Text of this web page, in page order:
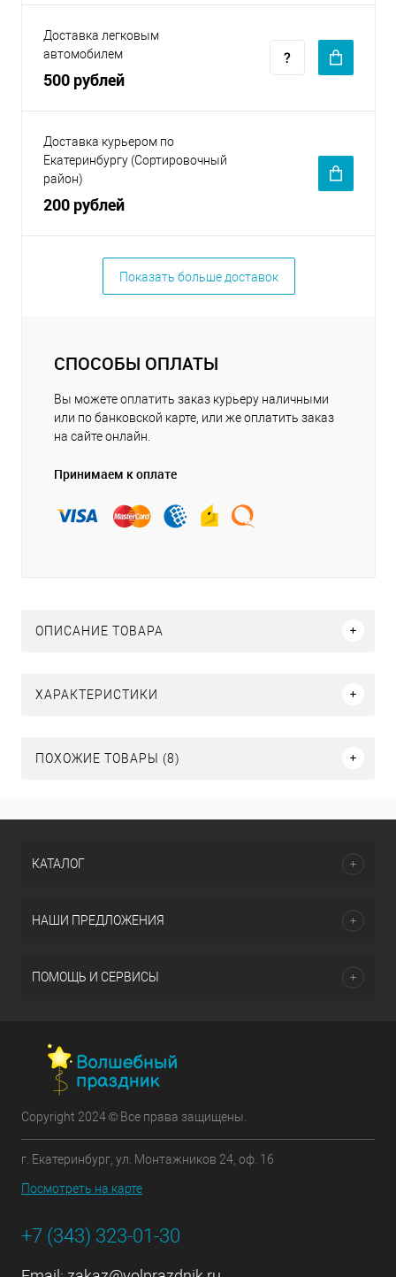
Доставка легковым
автомобилем
500 рублей
Доставка курьером по
Екатеринбургу (Сортировочный
район)
200 рублей
Показать больше доставок
СПОСОБЫ ОПЛАТЫ
Вы можете оплатить заказ курьеру наличными
или по банковской карте, или же оплатить заказ
на сайте онлайн.
Принимаем к оплате
ОПИСАНИЕ ТОВАРА
ХАРАКТЕРИСТИКИ
ПОХОЖИЕ ТОВАРЫ (8)
КАТАЛОГ
НАШИ ПРЕДЛОЖЕНИЯ
ПОМОЩЬ И СЕРВИСЫ
Copyright 2024 © Все права защищены.
г. Екатеринбург, ул. Монтажников 24, оф. 16
Посмотреть на карте
+7 (343) 323-01-30